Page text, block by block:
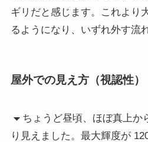
ギリだと感じます。これより
るようになり、いずれ外す流
屋外での見え方（視認性）
ちょうど昼頃、ほぼ真上か
り見えました。最大輝度が